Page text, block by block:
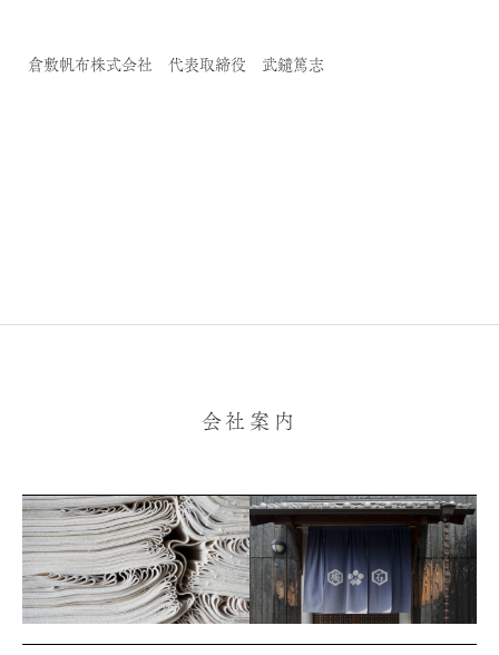
倉敷帆布株式会社 代表取締役 武鑓篤志
会社案内